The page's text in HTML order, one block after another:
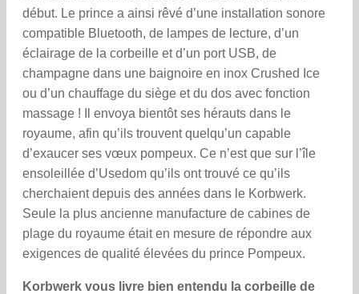
début. Le prince a ainsi rêvé d’une installation sonore
compatible Bluetooth, de lampes de lecture, d’un
éclairage de la corbeille et d’un port USB, de
champagne dans une baignoire en inox Crushed Ice
ou d’un chauffage du siège et du dos avec fonction
massage ! Il envoya bientôt ses hérauts dans le
royaume, afin qu’ils trouvent quelqu’un capable
d’exaucer ses vœux pompeux. Ce n’est que sur l’île
ensoleillée d’Usedom qu’ils ont trouvé ce qu’ils
cherchaient depuis des années dans le Korbwerk.
Seule la plus ancienne manufacture de cabines de
plage du royaume était en mesure de répondre aux
exigences de qualité élevées du prince Pompeux.
Korbwerk vous livre bien entendu la corbeille de